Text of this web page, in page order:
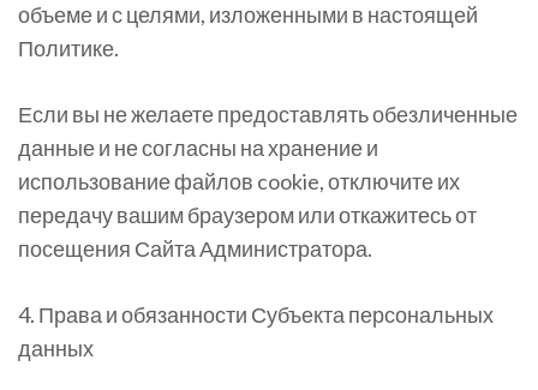
объеме и с целями, изложенными в настоящей
Политике.
Если вы не желаете предоставлять обезличенные
данные и не согласны на хранение и
использование файлов cookie, отключите их
передачу вашим браузером или откажитесь от
посещения Сайта Администратора.
4. Права и обязанности Субъекта персональных
данных